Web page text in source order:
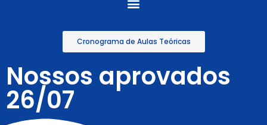
Cronograma de Aulas Teóricas
Nossos aprovados
26/07